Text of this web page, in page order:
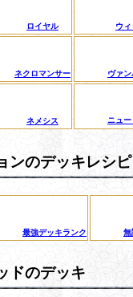
ロイヤル ウ
ネクロマンサー ヴァ
ネメシス ニュ
ンのデッキレシピ
最強デッキランク 無
ドのデッキ